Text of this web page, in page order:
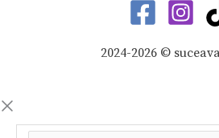
2024-2026 ©